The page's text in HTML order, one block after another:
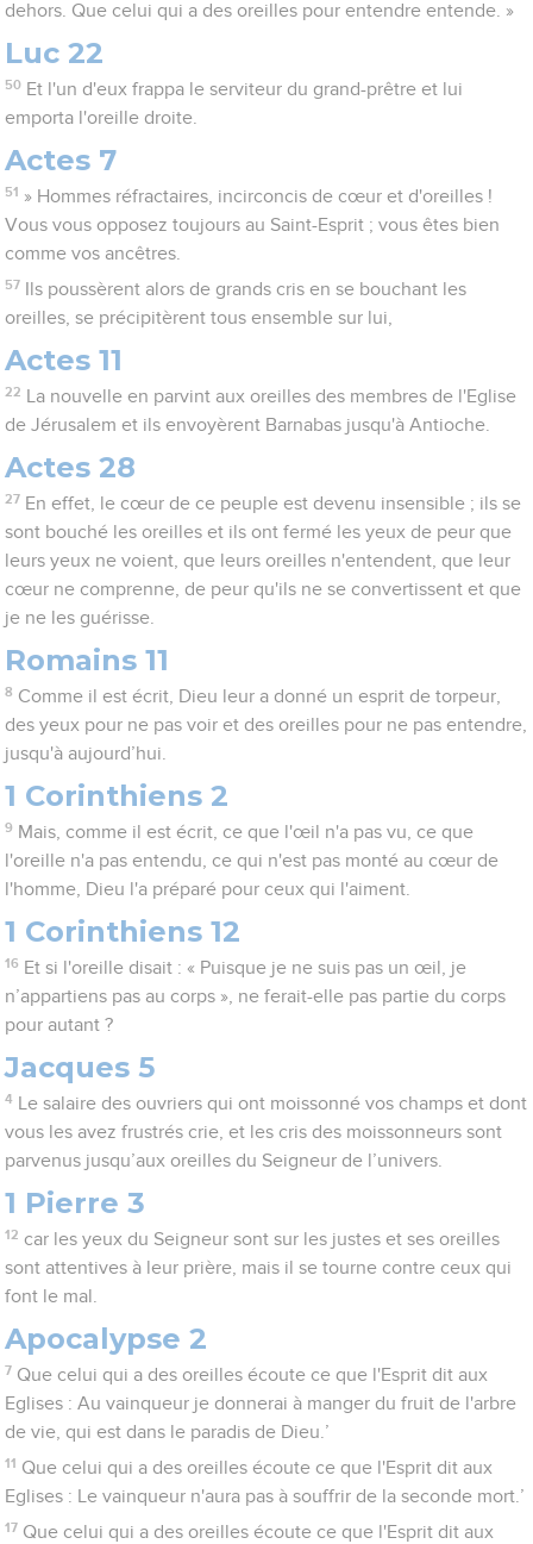
dehors. Que celui qui a des oreilles pour entendre entende. »
Luc 22
50 Et l'un d'eux frappa le serviteur du grand-prêtre et lui
emporta l'oreille droite.
Actes 7
51 » Hommes réfractaires, incirconcis de cœur et d'oreilles !
Vous vous opposez toujours au Saint-Esprit ; vous êtes bien
comme vos ancêtres.
57
Ils poussèrent alors de grands cris en se bouchant les
oreilles, se précipitèrent tous ensemble sur lui,
Actes 11
22
La nouvelle en parvint aux oreilles des membres de l'Eglise
de Jérusalem et ils envoyèrent Barnabas jusqu'à Antioche.
Actes 28
27 En effet, le cœur de ce peuple est devenu insensible ; ils se
sont bouché les oreilles et ils ont fermé les yeux de peur que
leurs yeux ne voient, que leurs oreilles n'entendent, que leur
cœur ne comprenne, de peur qu'ils ne se convertissent et que
je ne les guérisse.
Romains 11
8 Comme il est écrit, Dieu leur a donné un esprit de torpeur,
des yeux pour ne pas voir et des oreilles pour ne pas entendre,
jusqu'à aujourd’hui.
1 Corinthiens 2
9 Mais, comme il est écrit, ce que l'œil n'a pas vu, ce que
l'oreille n'a pas entendu, ce qui n'est pas monté au cœur de
l'homme, Dieu l'a préparé pour ceux qui l'aiment.
1 Corinthiens 12
16 Et si l'oreille disait : « Puisque je ne suis pas un œil, je
n’appartiens pas au corps », ne ferait-elle pas partie du corps
pour autant ?
Jacques 5
4
Le salaire des ouvriers qui ont moissonné vos champs et dont
vous les avez frustrés crie, et les cris des moissonneurs sont
parvenus jusqu’aux oreilles du Seigneur de l’univers.
1 Pierre 3
12 car les yeux du Seigneur sont sur les justes et ses oreilles
sont attentives à leur prière, mais il se tourne contre ceux qui
font le mal.
Apocalypse 2
7 Que celui qui a des oreilles écoute ce que l'Esprit dit aux
Eglises : Au vainqueur je donnerai à manger du fruit de l'arbre
de vie, qui est dans le paradis de Dieu.’
11 Que celui qui a des oreilles écoute ce que l'Esprit dit aux
Eglises : Le vainqueur n'aura pas à souffrir de la seconde mort.’
17 Que celui qui a des oreilles écoute ce que l'Esprit dit aux